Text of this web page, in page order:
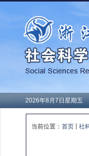
2026年8月7日星期五
当前位置： 首页 社